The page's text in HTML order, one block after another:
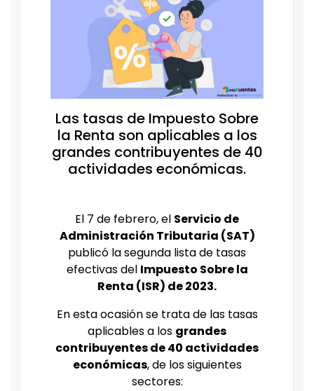
Las tasas de Impuesto Sobre
la Renta son aplicables a los
grandes contribuyentes de 40
actividades económicas.
El 7 de febrero, el Servicio de
Administración Tributaria (SAT)
publicó la segunda lista de tasas
efectivas del Impuesto Sobre la
Renta (ISR) de 2023.
En esta ocasión se trata de las tasas
aplicables a los grandes
contribuyentes de 40 actividades
económicas, de los siguientes
sectores: